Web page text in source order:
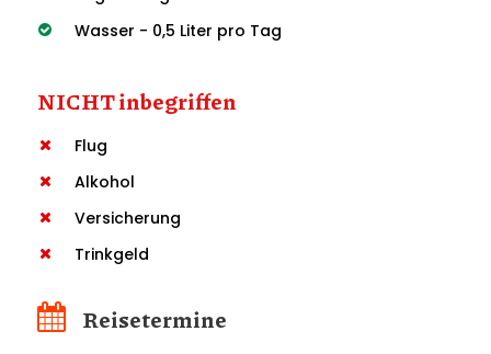
Wasser - 0,5 Liter pro Tag
NICHT inbegriffen
Flug
Alkohol
Versicherung
Trinkgeld
Reisetermine